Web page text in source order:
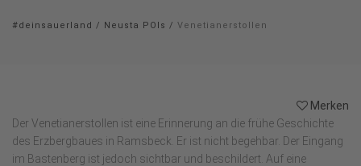
#deinsauerland / Neusta POIs / Venetianerstollen
Merken
Der Venetianerstollen ist eine Erinnerung an die frühe Geschichte
des Erzbergbaues in Ramsbeck. Er ist nicht begehbar. Der Eingang
im Bastenberg ist jedoch sichtbar und beschildert. Auf eine